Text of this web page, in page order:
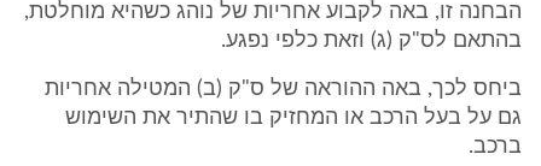
הבחנה זו, באה לקבוע אחריות של נוהג כשהיא מוחלטת,
בהתאם לס"ק (ג) וזאת כלפי נפגע.
ביחס לכך, באה ההוראה של ס"ק (ב) המטילה אחריות
גם על בעל הרכב או המחזיק בו שהתיר את השימוש
ברכב.